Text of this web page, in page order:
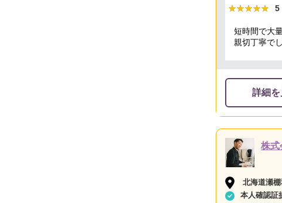
★★★★★
★★★★★ 5
短時間で大
親切丁寧で
詳細を
株式
北海道瀬
本人確認証